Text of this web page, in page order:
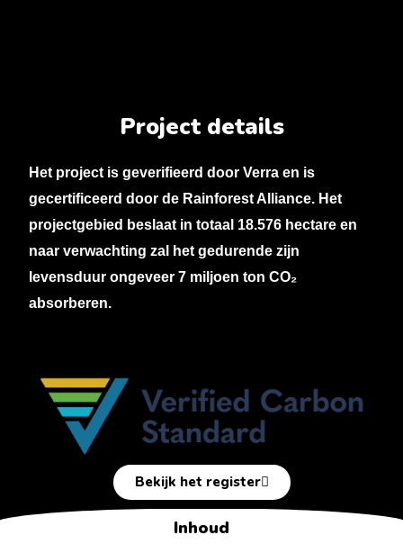
Project details
Het project is geverifieerd door Verra en is
gecertificeerd door de Rainforest Alliance. Het
projectgebied beslaat in totaal 18.576 hectare en
naar verwachting zal het gedurende zijn
levensduur ongeveer 7 miljoen ton CO₂
absorberen.
Bekijk het register
Inhoud